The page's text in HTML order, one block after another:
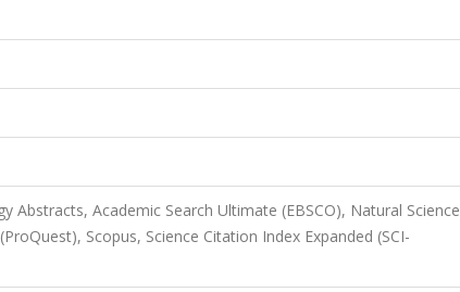
Abstracts, Academic Search Ultimate (EBSCO), Natural Science
Scopus, Science Citation Index Expanded (SCI-